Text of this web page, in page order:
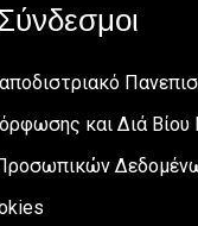
και Διά